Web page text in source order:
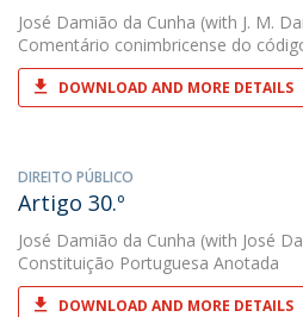
José Damião da Cunha (with J. M.
Comentário conimbricense do
DOWNLOAD AND MORE DETAILS
DIREITO PÚBLICO
Artigo 30.º
José Damião da Cunha (with José
Constituição Portuguesa Anotada
DOWNLOAD AND MORE DETAILS